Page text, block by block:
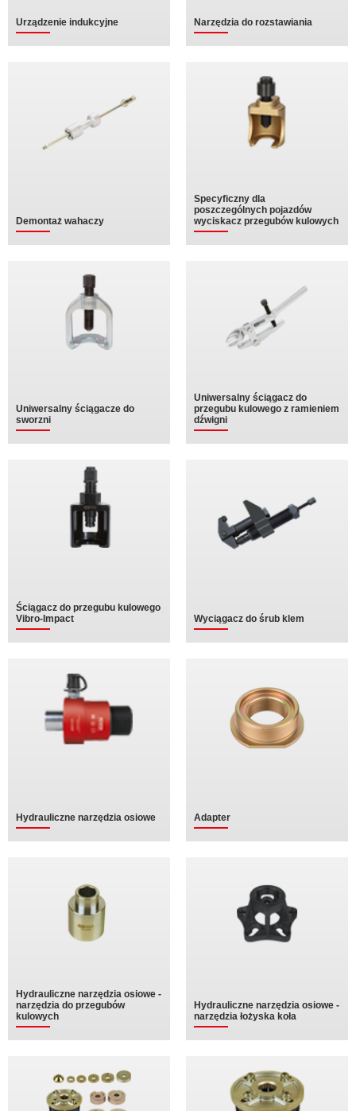
Urządzenie indukcyjne Narzędzia do rozstawiania
Demontaż wahaczy
Specyficzny dla
poszczególnych pojazdów
wyciskacz przegubów kulowych
Uniwersalny ściągacze do
sworzni
Uniwersalny ściągacz do
przegubu kulowego z ramieniem
dźwigni
Ściągacz do przegubu kulowego
Vibro-Impact
Wyciągacz do śrub klem
Hydrauliczne narzędzia osiowe Adapter
Hydrauliczne narzędzia osiowe -
narzędzia do przegubów
kulowych
Hydrauliczne narzędzia osiowe -
narzędzia łożyska koła